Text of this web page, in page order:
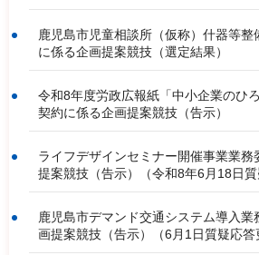
鹿児島市児童相談所（仮称）什器等整
に係る企画提案競技（選定結果）
令和8年度労政広報紙「中小企業のひ
契約に係る企画提案競技（告示）
ライフデザインセミナー開催事業業務
提案競技（告示）（令和8年6月18日質
鹿児島市デマンド交通システム導入
画提案競技（告示）（6月1日質疑応答